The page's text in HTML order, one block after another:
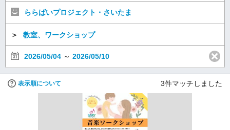
ららばいプロジェクト・さいたま
＞ 教室、ワークショップ
2026/05/04 ～ 2026/05/10
表示順について 3件マッチしました